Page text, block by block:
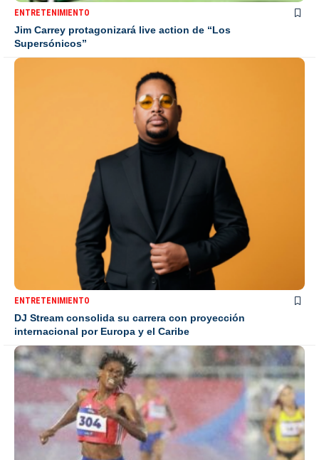
ENTRETENIMIENTO
Jim Carrey protagonizará live action de “Los
Supersónicos”
ENTRETENIMIENTO
DJ Stream consolida su carrera con proyección
internacional por Europa y el Caribe